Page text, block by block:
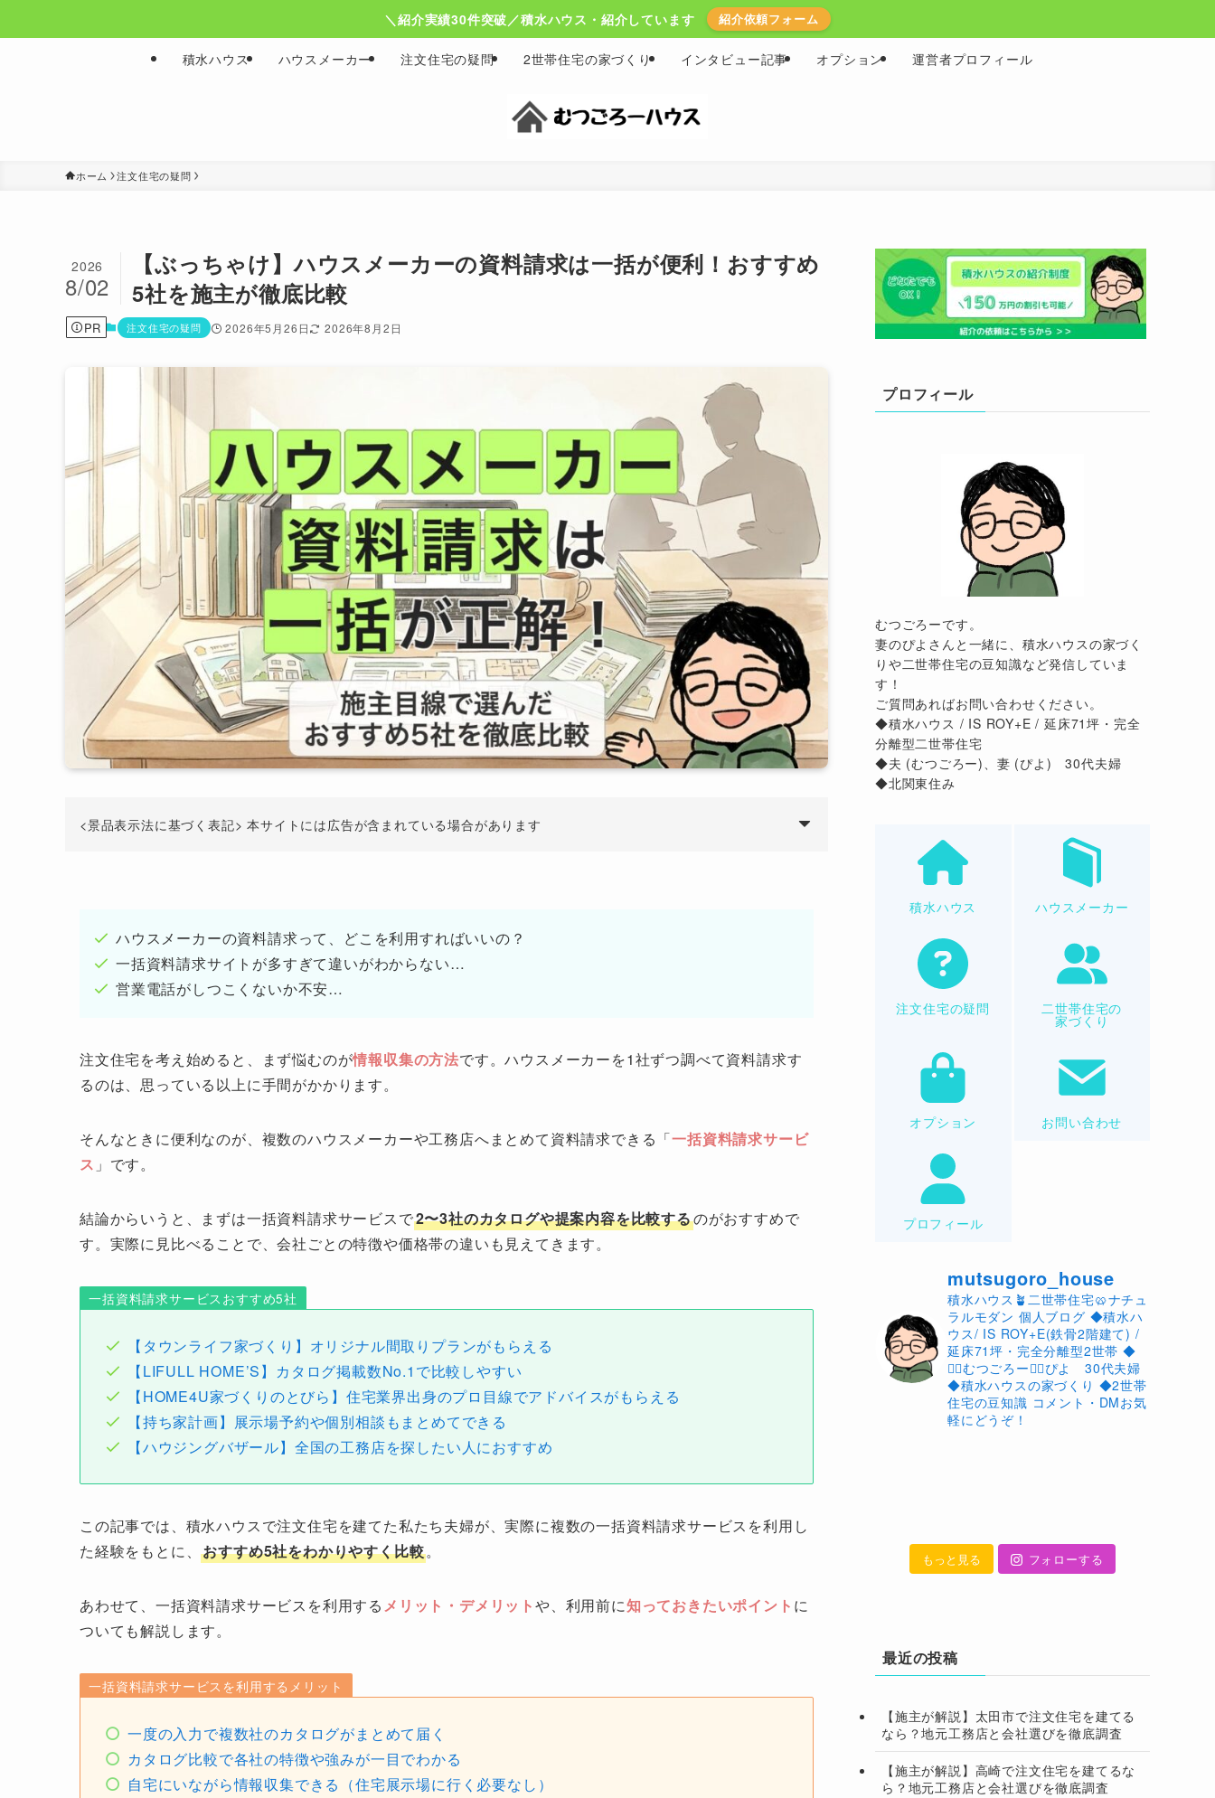
＼紹介実績30件突破／積水ハウス・紹介しています 紹介依頼フォーム
積水ハウス ハウスメーカー 注文住宅の疑問 2世帯住宅の家づくり インタビュー記事 オプション 運営者プロフィール
ホーム 注文住宅の疑問
【ぶっちゃけ】ハウスメーカーの資料請求は一括が便利！おすすめ
5社を施主が徹底比較
2026
8/02
PR 注文住宅の疑問 2026年5月26日 2026年8月2日
<景品表示法に基づく表記> 本サイトには広告が含まれている場合があります
ハウスメーカーの資料請求って、どこを利用すればいいの？
一括資料請求サイトが多すぎて違いがわからない…
営業電話がしつこくないか不安…
注文住宅を考え始めると、まず悩むのが情報収集の方法です。ハウスメーカーを1社ずつ調べて資料請求す
るのは、思っている以上に手間がかかります。
そんなときに便利なのが、複数のハウスメーカーや工務店へまとめて資料請求できる「一括資料請求サービ
ス 」です。
結論からいうと、まずは一括資料請求サービスで2〜3社のカタログや提案内容を比較するのがおすすめで
す。実際に見比べることで、会社ごとの特徴や価格帯の違いも見えてきます。
一括資料請求サービスおすすめ5社
【タウンライフ家づくり】オリジナル間取りプランがもらえる
【LIFULL HOME’S】カタログ掲載数No.1で比較しやすい
【HOME4U家づくりのとびら】住宅業界出身のプロ目線でアドバイスがもらえる
【持ち家計画】展示場予約や個別相談もまとめてできる
【ハウジングバザール】全国の工務店を探したい人におすすめ
この記事では、積水ハウスで注文住宅を建てた私たち夫婦が、実際に複数の一括資料請求サービスを利用し
た経験をもとに、おすすめ5社をわかりやすく比較。
あわせて、一括資料請求サービスを利用するメリット・デメリットや、利用前に知っておきたいポイント に
ついても解説します。
一括資料請求サービスを利用するメリット
一度の入力で複数社のカタログがまとめて届く
カタログ比較で各社の特徴や強みが一目でわかる
自宅にいながら情報収集できる（住宅展示場に行く必要なし）
プロフィール
むつごろーです。
妻のぴよさんと一緒に、積水ハウスの家づく
りや二世帯住宅の豆知識など発信していま
す！
ご質問あればお問い合わせください。
◆積水ハウス / IS ROY+E / 延床71坪・完全
分離型二世帯住宅
◆夫 (むつごろー)、妻 (ぴよ) 30代夫婦
◆北関東住み
積水ハウス ハウスメーカー
注文住宅の疑問 二世帯住宅の
家づくり
オプション お問い合わせ
プロフィール
mutsugoro_house
積水ハウス🪴二世帯住宅🥨ナチュ
ラルモダン 個人ブログ ◆積水ハ
ウス/ IS ROY+E(鉄骨2階建て) /
延床71坪・完全分離型2世帯 ◆
🙋‍♂️むつごろー🙋‍♀️ぴよ 30代夫婦
◆積水ハウスの家づくり ◆2世帯
住宅の豆知識 コメント・DMお気
軽にどうぞ！
もっと見る フォローする
最近の投稿
【施主が解説】太田市で注文住宅を建てる
なら？地元工務店と会社選びを徹底調査
【施主が解説】高崎で注文住宅を建てるな
ら？地元工務店と会社選びを徹底調査